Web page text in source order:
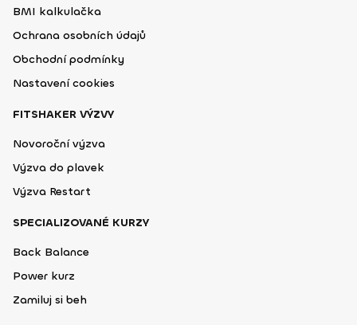
BMI kalkulačka
Ochrana osobních údajů
Obchodní podmínky
Nastavení cookies
FITSHAKER VÝZVY
Novoroční výzva
Výzva do plavek
Výzva Restart
SPECIALIZOVANÉ KURZY
Back Balance
Power kurz
Zamiluj si beh